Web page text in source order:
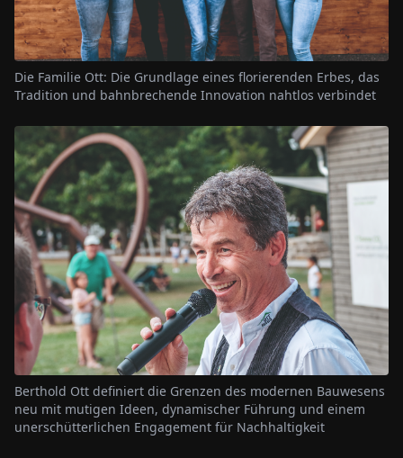
Die Familie Ott: Die Grundlage eines florierenden Erbes, das
Tradition und bahnbrechende Innovation nahtlos verbindet
Berthold Ott definiert die Grenzen des modernen Bauwesens
neu mit mutigen Ideen, dynamischer Führung und einem
unerschütterlichen Engagement für Nachhaltigkeit